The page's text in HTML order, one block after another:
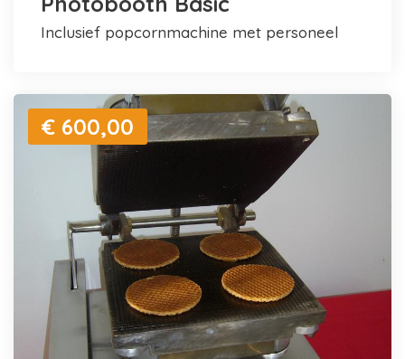
inclusief popcornmachine met personeel
€ 600,00